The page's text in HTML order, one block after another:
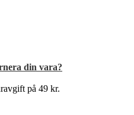
din vara?
på 49 kr.